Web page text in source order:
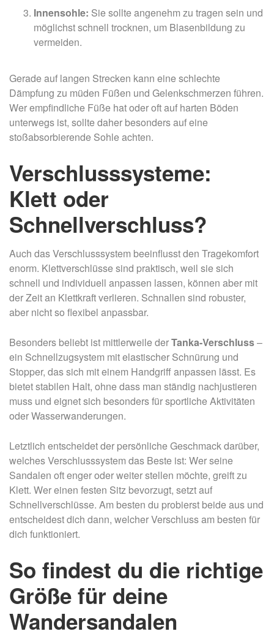
Innensohle: Sie sollte angenehm zu tragen sein und
möglichst schnell trocknen, um Blasenbildung zu
vermeiden.
Gerade auf langen Strecken kann eine schlechte
Dämpfung zu müden Füßen und Gelenkschmerzen führen.
Wer empfindliche Füße hat oder oft auf harten Böden
unterwegs ist, sollte daher besonders auf eine
stoßabsorbierende Sohle achten.
Verschlusssysteme:
Klett oder
Schnellverschluss?
Auch das Verschlusssystem beeinflusst den Tragekomfort
enorm. Klettverschlüsse sind praktisch, weil sie sich
schnell und individuell anpassen lassen, können aber mit
der Zeit an Klettkraft verlieren. Schnallen sind robuster,
aber nicht so flexibel anpassbar.
Besonders beliebt ist mittlerweile derTanka-Verschluss–
ein Schnellzugsystem mit elastischer Schnürung und
Stopper, das sich mit einem Handgriff anpassen lässt. Es
bietet stabilen Halt, ohne dass man ständig nachjustieren
muss und eignet sich besonders für sportliche Aktivitäten
oder Wasserwanderungen.
Letztlich entscheidet der persönliche Geschmack darüber,
welches Verschlusssystem das Beste ist: Wer seine
Sandalen oft enger oder weiter stellen möchte, greift zu
Klett. Wer einen festen Sitz bevorzugt, setzt auf
Schnellverschlüsse. Am besten du probierst beide aus und
entscheidest dich dann, welcher Verschluss am besten für
dich funktioniert.
So findest du die richtige
Größe für deine
Wandersandalen